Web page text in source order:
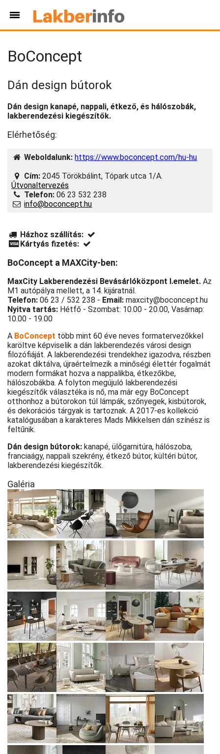
BoConcept
Dán design bútorok
Dán design kanapé, nappali, étkező, és hálószobák,
lakberendezési kiegészítők.
Elérhetőség:
Weboldalunk: https://www.boconcept.com/hu-hu
Cím: 2045 Törökbálint, Tópark utca 1/A.
Útvonaltervezés
Telefon: 06 23 532 238
info@boconcept.hu
Házhoz szállítás:
Kártyás fizetés:
BoConcept a MAXCity-ben:
MaxCity Lakberendezési Bevásárlóközpont I.emelet. Az
M1 autópálya mellett, a 14. kijáratnál.
Telefon: 06 23 / 532 238 - Email: maxcity@boconcept.hu
Nyitva tartás: Hétfő - Szombat: 10.00 - 20.00, Vasárnap:
10.00 - 19.00
A BoConcept több mint 60 éve neves formatervezőkkel
karöltve képviselik a dán lakberendezés városi design
filozófiáját. A lakberendezési trendekhez igazodva, részben
azokat diktálva, újraértelmezik a minőségi élettér fogalmát
modern formákat hozva a nappalikba, étkezőkbe,
hálószobákba. A folyton megújuló lakberendezési
kiegészítők választéka is nő, ma már egy BoConcept
otthonhoz a bútorokon túl lámpák, szőnyegek, kisbútorok,
és dekorációs tárgyak is tartoznak. A 2017-es kollekció
katalógusában a karakteres Mads Mikkelsen dán színész is
feltűnik.
Dán design bútorok: kanapé, ülőgarnitúra, hálószoba,
franciaágy, nappali szekrény, étkező bútor, kültéri bútor,
lakberendezési kiegészítők.
Galéria